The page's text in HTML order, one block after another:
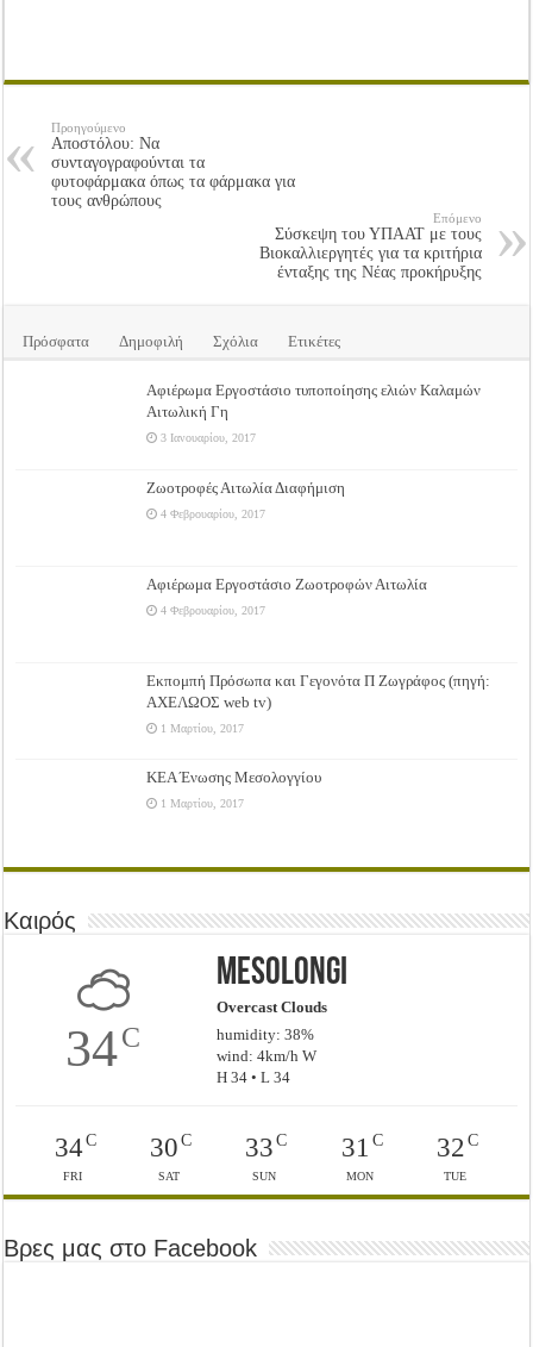
Προηγούμενο
Αποστόλου: Να
συνταγογραφούνται τα
φυτοφάρμακα όπως τα φάρμακα για
τους ανθρώπους
Επόμενο
Σύσκεψη του ΥΠΑΑΤ με τους
Βιοκαλλιεργητές για τα κριτήρια
ένταξης της Νέας προκήρυξης
Πρόσφατα Δημοφιλή Σχόλια Ετικέτες
Αφιέρωμα Εργοστάσιο τυποποίησης ελιών Καλαμών
Αιτωλική Γη
3 Ιανουαρίου, 2017
Ζωοτροφές Αιτωλία Διαφήμιση
4 Φεβρουαρίου, 2017
Αφιέρωμα Εργοστάσιο Ζωοτροφών Αιτωλία
4 Φεβρουαρίου, 2017
Εκπομπή Πρόσωπα και Γεγονότα Π Ζωγράφος (πηγή:
ΑΧΕΛΩΟΣ web tv)
1 Μαρτίου, 2017
ΚΕΑ Ένωσης Μεσολογγίου
1 Μαρτίου, 2017
Καιρός
34C
Mesolongi
Overcast Clouds
humidity: 38%
wind: 4km/h W
H 34 • L 34
34C
FRI
30C
SAT
33 C
SUN
31 C
MON
32C
TUE
Βρες μας στο Facebook